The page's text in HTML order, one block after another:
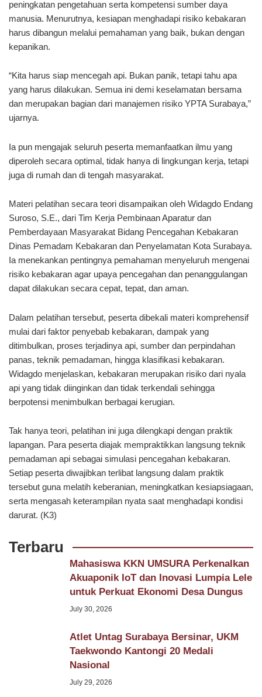
peningkatan pengetahuan serta kompetensi sumber daya
manusia. Menurutnya, kesiapan menghadapi risiko kebakaran
harus dibangun melalui pemahaman yang baik, bukan dengan
kepanikan.
“Kita harus siap mencegah api. Bukan panik, tetapi tahu apa
yang harus dilakukan. Semua ini demi keselamatan bersama
dan merupakan bagian dari manajemen risiko YPTA Surabaya,”
ujarnya.
Ia pun mengajak seluruh peserta memanfaatkan ilmu yang
diperoleh secara optimal, tidak hanya di lingkungan kerja, tetapi
juga di rumah dan di tengah masyarakat.
Materi pelatihan secara teori disampaikan oleh Widagdo Endang
Suroso, S.E., dari Tim Kerja Pembinaan Aparatur dan
Pemberdayaan Masyarakat Bidang Pencegahan Kebakaran
Dinas Pemadam Kebakaran dan Penyelamatan Kota Surabaya.
Ia menekankan pentingnya pemahaman menyeluruh mengenai
risiko kebakaran agar upaya pencegahan dan penanggulangan
dapat dilakukan secara cepat, tepat, dan aman.
Dalam pelatihan tersebut, peserta dibekali materi komprehensif
mulai dari faktor penyebab kebakaran, dampak yang
ditimbulkan, proses terjadinya api, sumber dan perpindahan
panas, teknik pemadaman, hingga klasifikasi kebakaran.
Widagdo menjelaskan, kebakaran merupakan risiko dari nyala
api yang tidak diinginkan dan tidak terkendali sehingga
berpotensi menimbulkan berbagai kerugian.
Tak hanya teori, pelatihan ini juga dilengkapi dengan praktik
lapangan. Para peserta diajak mempraktikkan langsung teknik
pemadaman api sebagai simulasi pencegahan kebakaran.
Setiap peserta diwajibkan terlibat langsung dalam praktik
tersebut guna melatih keberanian, meningkatkan kesiapsiagaan,
serta mengasah keterampilan nyata saat menghadapi kondisi
darurat. (K3)
Terbaru
Mahasiswa KKN UMSURA Perkenalkan
Akuaponik IoT dan Inovasi Lumpia Lele
untuk Perkuat Ekonomi Desa Dungus
July 30, 2026
Atlet Untag Surabaya Bersinar, UKM
Taekwondo Kantongi 20 Medali
Nasional
July 29, 2026